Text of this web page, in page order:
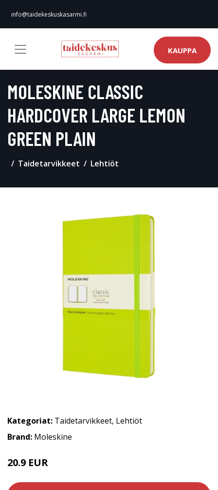
info@taidekeskuskasarmi.fi
KAUPPA
MOLESKINE CLASSIC
HARDCOVER LARGE LEMON
GREEN PLAIN
Taidetarvikkeet Lehtiöt
Kategoriat: Taidetarvikkeet, Lehtiöt
Brand: Moleskine
20.9 EUR